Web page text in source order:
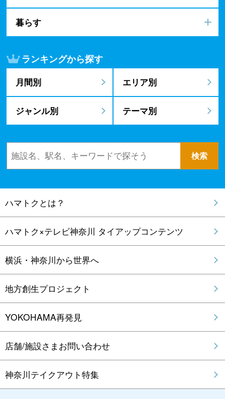
暮らす
ランキングから探す
月間別 エリア別
ジャンル別 テーマ別
ハマトクとは？
ハマトク×テレビ神奈川 タイアップコンテンツ
横浜・神奈川から世界へ
地方創生プロジェクト
YOKOHAMA再発見
店舗/施設さまお問い合わせ
神奈川テイクアウト特集